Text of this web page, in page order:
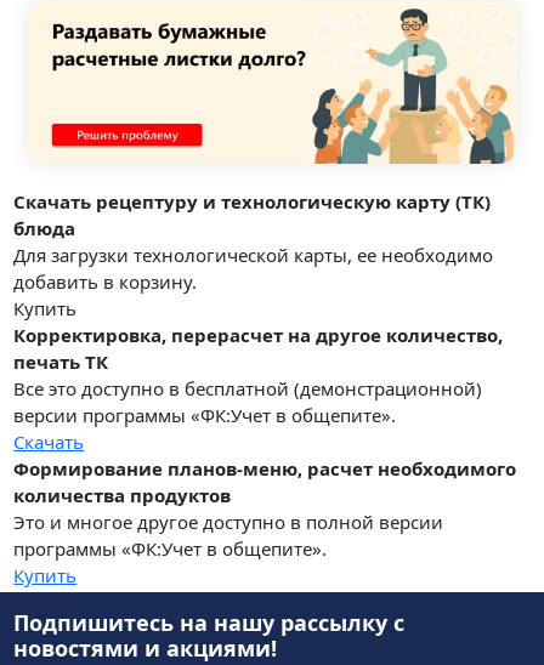
Скачать рецептуру и технологическую карту (ТК)
блюда
Для загрузки технологической карты, ее необходимо
добавить в корзину.
Купить
Корректировка, перерасчет на другое количество,
печать ТК
Все это доступно в бесплатной (демонстрационной)
версии программы «ФК:Учет в общепите».
Скачать
Формирование планов-меню, расчет необходимого
количества продуктов
Это и многое другое доступно в полной версии
программы «ФК:Учет в общепите».
Купить
Подпишитесь на нашу рассылкус
новостями и акциями!